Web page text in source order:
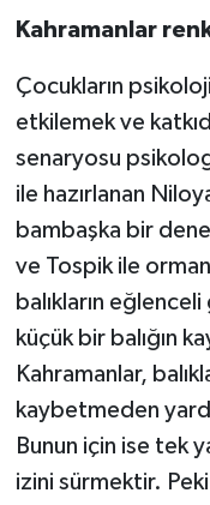
Kahramanlar
Çocukların
etkilemek ve
senaryosu
ile hazırlanan
bambaşka bir
ve Tospik ile
balıkların
küçük bir balığın
Kahramanlar,
kaybetmeden
Bunun için ise tek
izini sürmektir.